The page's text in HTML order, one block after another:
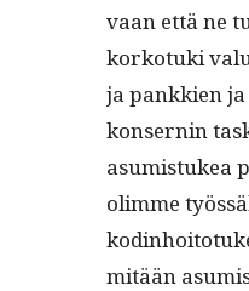
vaan että ne
korko­tu­ki
ja pankkien
kon­sernin
asum­is­tukea
olimme
mitään